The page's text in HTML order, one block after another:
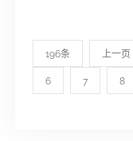
196条 上一页
6 7 8